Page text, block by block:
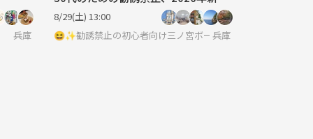
兵庫
初心者向け三ノ宮ボードゲーム会開
催🥰🥰
8/29(土) 13:00
😆✨勧誘禁止の初心者向け三ノ宮ボードゲーム会🥰🎲初心者
兵庫